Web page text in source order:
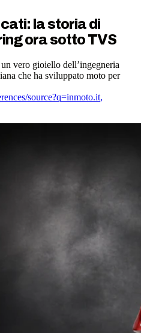
la storia di
ora sotto TVS
vero gioiello dell’ingegneria
che ha sviluppato moto per
source?q=inmoto.it,